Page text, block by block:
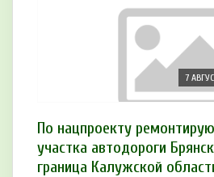
7
По нацпроекту
участка автодороги
граница Калужской